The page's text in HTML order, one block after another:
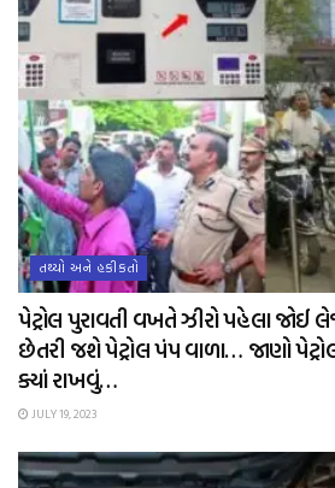
તથ્યો અને હકીકતો
પેટ્રોલ પુરાવતી વખતે ઝીરો પહેલા જોઈ
છેતરી જશે પેટ્રોલ પંપ વાળા… જાણો
ક્યાં રાખવું…
JULY 19, 2023